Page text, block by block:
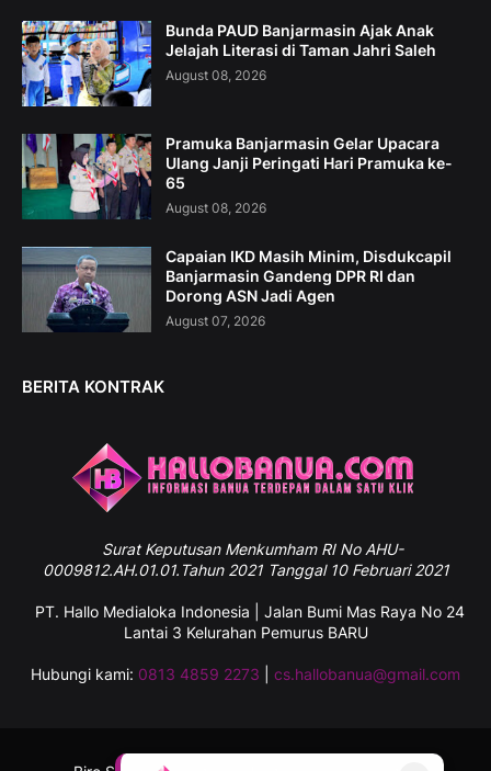
Bunda PAUD Banjarmasin Ajak Anak
Jelajah Literasi di Taman Jahri Saleh
August 08, 2026
Pramuka Banjarmasin Gelar Upacara
Ulang Janji Peringati Hari Pramuka ke-
65
August 08, 2026
Capaian IKD Masih Minim, Disdukcapil
Banjarmasin Gandeng DPR RI dan
Dorong ASN Jadi Agen
August 07, 2026
BERITA KONTRAK
SuratKeputusan Menkumham RI No AHU-
0009812.AH.01.01.Tahun 2021 Tanggal 10 Februari 2021
PT. Hallo Medialoka Indonesia | Jalan Bumi Mas Raya No 24
Lantai 3 Kelurahan Pemurus BARU
Hubungi kami: 0813 4859 2273 cs.hallobanua@gmail.com